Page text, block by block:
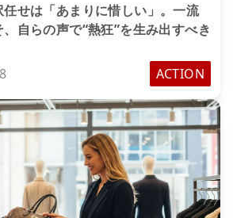
任せは「あまりに惜しい」。一流
自らの声で“熱狂”を生み出すべき
ACTION